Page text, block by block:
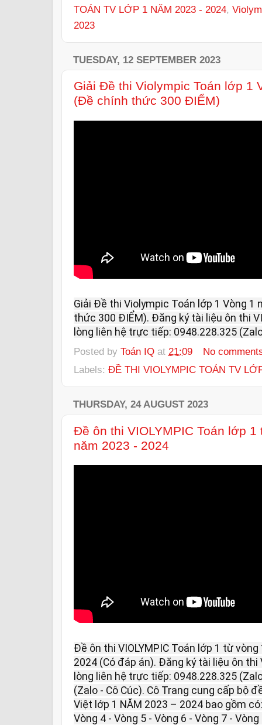
TOÁN TV LỚP 1 NĂM 2023 - 2024,
2023
TUESDAY, 12 SEPTEMBER 2023
Giải Đề thi Violympic Toán lớp 1
(Đề chính thức 300 ĐIỂM)
Giải Đề thi Violympic Toán lớp 1 Vòng 1
thức 300 ĐIỂM). Đăng ký tài liệu ôn thi
lòng liên hệ trực tiếp: 0948.228.325
Posted by Toán IQ at 21:09
No
Labels: ĐỀ THI VIOLYMPIC TOÁN TV
THURSDAY, 24 AUGUST 2023
Đề ôn thi VIOLYMPIC Toán lớp
năm 2023 - 2024
Đề ôn thi VIOLYMPIC Toán lớp 1 từ
2024 (Có đáp án). Đăng ký tài liệu ôn thi
lòng liên hệ trực tiếp: 0948.228.325
(Zalo - Cô Cúc). Cô Trang cung cấp bộ
Việt lớp 1 NĂM 2023 – 2024 bao gồm
Vòng 4 - Vòng 5 - Vòng 6 - Vòng 7 -